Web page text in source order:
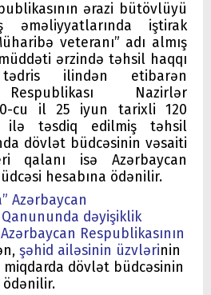
ərazi bütövlüyü
əməliyyatlarında iştirak
veteranı” adı almış
ərzində təhsil haqqı
tədris ilindən etibarən
Nazirlər
cu il 25 iyun tarixli 120
ilə təsdiq edilmiş təhsil
dövlət büdcəsinin vəsaiti
qalanı isə Azərbaycan
hesabına ödənilir.
Azərbaycan
Qanununda dəyişiklik
Respublikasının
şəhid ailəsinin üzvlərinin
dövlət büdcəsinin
ödənilir.